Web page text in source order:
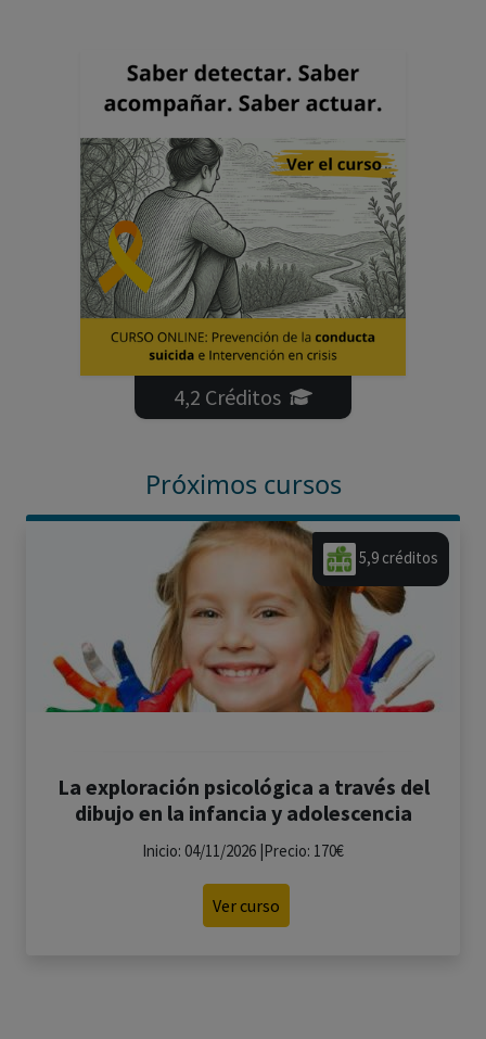
4,2 Créditos
Próximos cursos
5,9 créditos
La exploración psicológica a través del
dibujo en la infancia y adolescencia
Inicio: 04/11/2026 |Precio: 170€
Ver curso